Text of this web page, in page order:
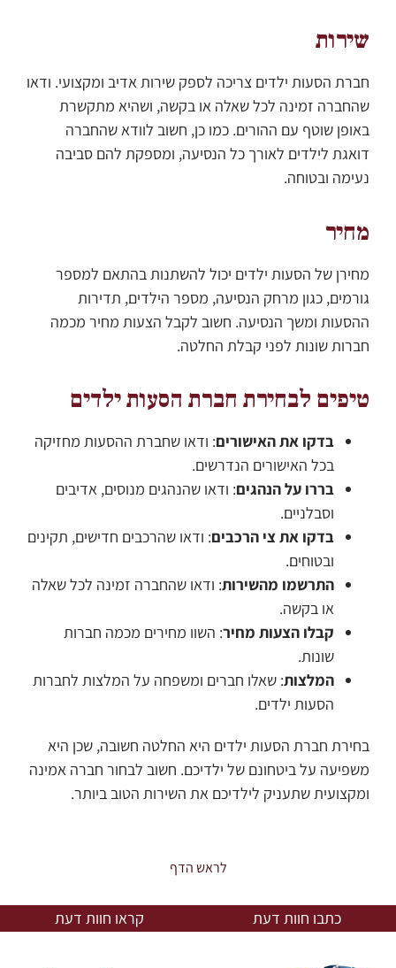
שירות
חברת הסעות ילדים צריכה לספק שירות אדיב ומקצועי. ודאו
שהחברה זמינה לכל שאלה או בקשה, ושהיא מתקשרת
באופן שוטף עם ההורים. כמו כן, חשוב לוודא שהחברה
דואגת לילדים לאורך כל הנסיעה, ומספקת להם סביבה
נעימה ובטוחה.
מחיר
מחירן של הסעות ילדים יכול להשתנות בהתאם למספר
גורמים, כגון מרחק הנסיעה, מספר הילדים, תדירות
ההסעות ומשך הנסיעה. חשוב לקבל הצעות מחיר מכמה
חברות שונות לפני קבלת החלטה.
טיפים לבחירת חברת הסעות ילדים
בדקו את האישורים: ודאו שחברת ההסעות מחזיקה
בכל האישורים הנדרשים.
בררו על הנהגים: ודאו שהנהגים מנוסים, אדיבים
וסבלניים.
בדקו את צי הרכבים: ודאו שהרכבים חדישים, תקינים
ובטוחים.
התרשמו מהשירות: ודאו שהחברה זמינה לכל שאלה
או בקשה.
קבלו הצעות מחיר: השוו מחירים מכמה חברות
שונות.
המלצות: שאלו חברים ומשפחה על המלצות לחברות
הסעות ילדים.
בחירת חברת הסעות ילדים היא החלטה חשובה, שכן היא
משפיעה על ביטחונם של ילדיכם. חשוב לבחור חברה אמינה
ומקצועית שתעניק לילדיכם את השירות הטוב ביותר.
לראש הדף
כתבו חוות דעת קראו חוות דעת